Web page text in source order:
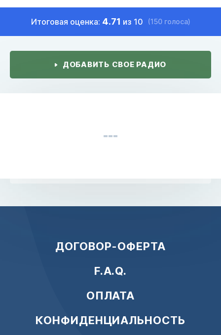
Итоговая оценка: 4.71 из 10 (150 голоса)
ДОБАВИТЬ СВОЕ РАДИО
ДОГОВОР-ОФЕРТА
F.A.Q.
ОПЛАТА
КОНФИДЕНЦИАЛЬНОСТЬ